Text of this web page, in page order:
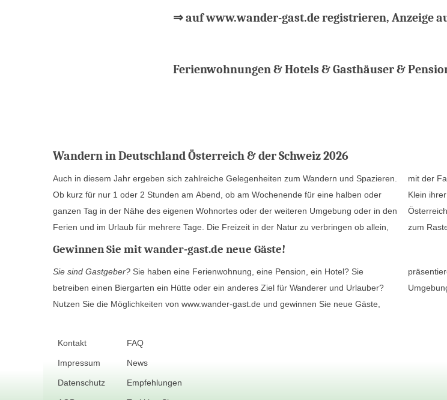
⇒ auf www.wander-gast.de registrieren, Anzeige
Ferienwohnungen & Hotels & Gasthäuser &
Wandern in Deutschland Österreich & der Schweiz 2026
Auch in diesem Jahr ergeben sich zahlreiche Gelegenheiten zum Wandern und Spazieren.
Ob kurz für nur 1 oder 2 Stunden am Abend, ob am Wochenende für eine halben oder
ganzen Tag in der Nähe des eigenen Wohnortes oder der weiteren Umgebung oder in den
Ferien und im Urlaub für mehrere Tage. Die Freizeit in der Natur zu verbringen ob allein,
mit der Familie oder Freunden, beim Wandern und Erkunden der Natur haben Groß und
Klein ihrer Freude. Gastgeber aus den unterschiedlichsten Regionen in Deutschland,
Österreich und der Schweiz geben Tipps für die Freizeit, die Wanderung und den Urlaub
zum
Gewinnen Sie mit wander-gast.de neue Gäste!
Sie sind Gastgeber? Sie haben eine Ferienwohnung, eine Pension, ein Hotel? Sie
betreiben einen Biergarten ein Hütte oder ein anderes Ziel für Wanderer und Urlauber?
Nutzen Sie die Möglichkeiten von www.wander-gast.de und gewinnen Sie neue Gäste,
Kontakt
Impressum
Datenschutz
FAQ
News
Empfehlungen